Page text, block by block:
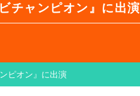
チャンピオン』に出演
ピオン』に出演